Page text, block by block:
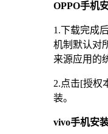
OPPO手机
1.下载完成
机制默认对
来源应用的
2.点击[授权
装。
vivo手机安